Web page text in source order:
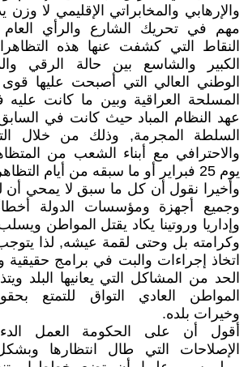
والإرهابي والمخابراتي الإقليمي لا وزن
مهم في تحريك الشارع والرأي
النقاط التي كشفت عنها هذه
الكبير والشاسع بين حالة الرقي
الوطني العالي التي أصبحت عليها قوى
المسلحة العراقية وبين ما كانت
عهد النظام المباد حيث كانت في السابق
السلطة المجرمة, وذلك من خلال
والاحترافي مع أبناء الشعب من
يوم 25 فبراير أو ما سبقه من أيام التظاهر.
وأخيرا نقول أن كل ما سبق لا يمحي أن
وجميع أجهزة ومؤسسات الدولة
وإداريا وروتينا يكاد يقتل المواطن
وكرامته بل وحتى لقمة عيشه, لذا
اتخاذ إجراءات والبت في برامج
الحد من المشاكل التي يعانيها البلد
المواطن العادي التواق للتمتع
وخيرات بلده.
أقول أن على الحكومة العمل
الإصلاحات التي طال انتظارها